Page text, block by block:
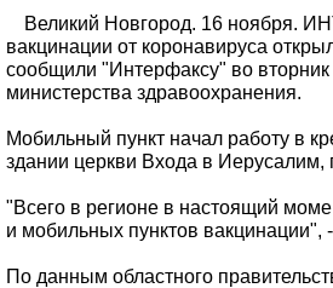
Великий Новгород. 16 ноября.
вакцинации от коронавируса
сообщили "Интерфаксу" во
министерства здравоохранения.
Мобильный пункт начал работу в
здании церкви Входа в Иерусалим,
"Всего в регионе в настоящий
и мобильных пунктов вакцинации",
По данным областного